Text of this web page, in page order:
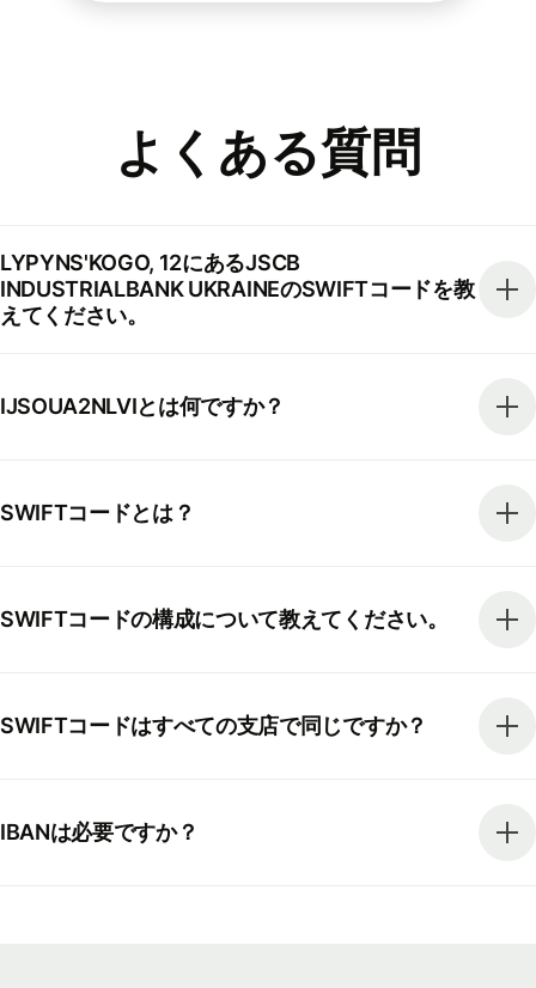
よくある質問
LYPYNS'KOGO, 12にあるJSCB
INDUSTRIALBANK UKRAINEのSWIFTコードを教
えてください。
IJSOUA2NLVIとは何ですか？
SWIFTコードとは？
SWIFTコードの構成について教えてください。
SWIFTコードはすべての支店で同じですか？
IBANは必要ですか？